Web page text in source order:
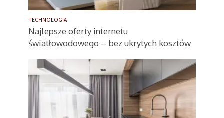
TECHNOLOGIA
Najlepsze oferty internetu
światłowodowego – bez ukrytych kosztów